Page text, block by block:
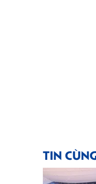
TIN